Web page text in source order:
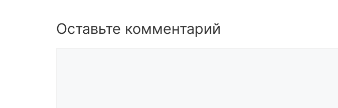
Оставьте комментарий